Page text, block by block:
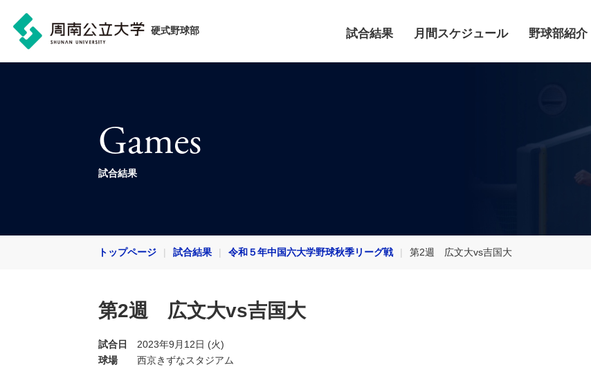
硬式野球部 試合結果 月間スケジュール 野球部紹介
Games
試合結果
トップページ 試合結果 令和５年中国六大学野球秋季リーグ戦 第2週 広文大vs吉国大
第2週 広文大vs吉国大
試合日
2023年9月12日 (火)
球場
西京きずなスタジアム